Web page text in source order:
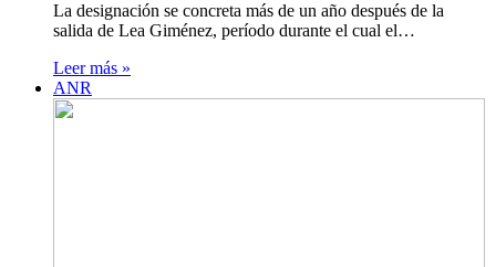
La designación se concreta más de un año después de la
salida de Lea Giménez, período durante el cual el…
Leer más »
ANR